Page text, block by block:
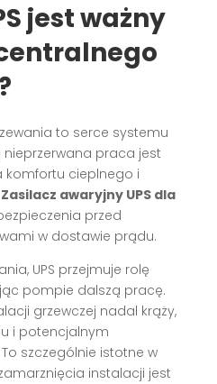
jest ważny
to serce systemu
praca jest
komfortu cieplnego i
Zasilacz awaryjny UPS dla
przed
w dostawie prądu.
UPS przejmuje rolę
pompie dalszą pracę.
grzewczej nadal krąży,
i potencjalnym
szczególnie istotne w
instalacji jest